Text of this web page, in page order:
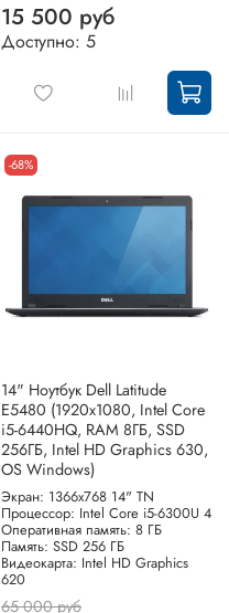
15 500 руб
Доступно: 5
-68%
14" Ноутбук Dell Latitude
E5480 (1920х1080, Intel Core
i5-6440HQ, RAM 8ГБ, SSD
256ГБ, Intel HD Graphics 630,
OS Windows)
Экран: 1366x768 14" TN
Процессор: Intel Core i5-6300U 4
Оперативная память: 8 ГБ
Память: SSD 256 ГБ
Видеокарта: Intel HD Graphics
620
65 000 руб